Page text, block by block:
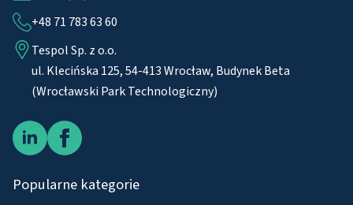
+48 71 783 63 60
Tespol Sp. z o.o.
ul. Klecińska 125, 54-413 Wrocław, Budynek Beta
(Wrocławski Park Technologiczny)
Popularne kategorie